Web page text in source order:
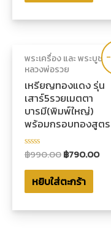
5
พระเครื่อง และ พระบูชา
หลวงพ่อรวย
เหรียญทองแดง รุ่น
เสาร์5รวยเมตตา
บารมี(พิมพ์ใหญ่)
พร้อมกรอบทองสูตร
ให้
0
ตั้งแต่
5
฿990.00฿790.00
หยิบใส่ตะกร้า